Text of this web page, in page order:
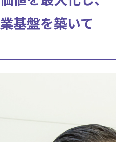
基盤を築いて